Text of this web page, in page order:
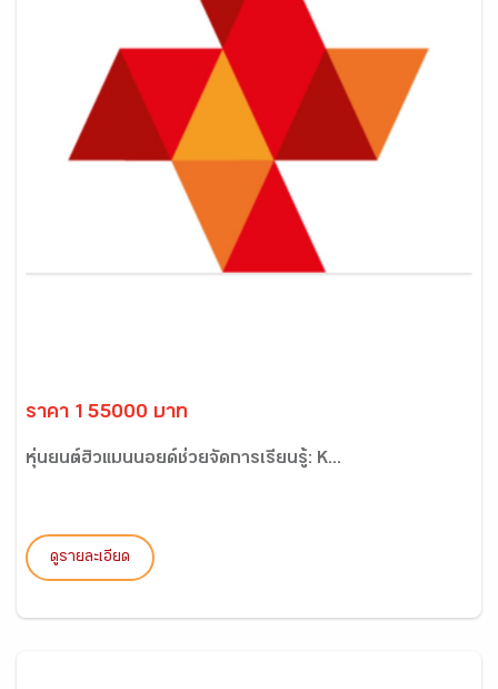
ราคา 155000 บาท
หุ่นยนต์ฮิวแมนนอยด์ช่วยจัดการเรียนรู้: K...
ดูรายละเอียด